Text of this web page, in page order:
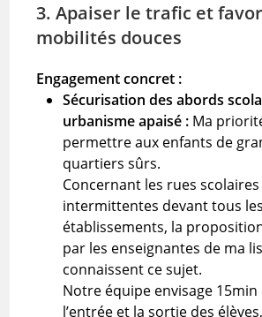
3. Apaiser le trafic et
mobilités douces
Engagement concret :
Sécurisation des abords
urbanisme apaisé : Ma
permettre aux enfants de
quartiers sûrs.
Concernant les rues scolaires
intermittentes devant tous les
établissements, la
par les enseignantes de ma
connaissent ce sujet.
Notre équipe envisage
l’entrée et la sortie des